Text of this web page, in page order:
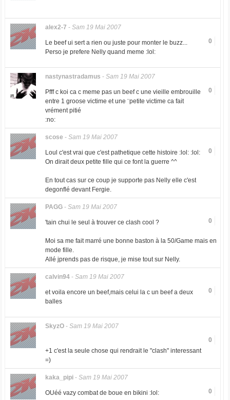
alex2-7 - Sam 19 Mai 2007
0
Le beef ui sert a rien ou juste pour monter le buzz...
Perso je prefere Nelly quand meme :lol:
nastynastradamus - Sam 19 Mai 2007
0
Pfff c koi ca c meme pas un beef c une vieille embrouille
entre 1 groose victime et une ¨petite victime ca fait
vrément pitié
:no:
scose - Sam 19 Mai 2007
0
Loul c'est vrai que c'est pathetique cette histoire :lol: :lol:
On dirait deux petite fille qui ce font la guerre ^^
En tout cas sur ce coup je supporte pas Nelly elle c'est
degonflé devant Fergie.
PAGG- Sam 19 Mai 2007
0
'tain chui le seul à trouver ce clash cool ?
Moi sa me fait marré une bonne baston à la 50/Game mais en
mode fille.
Allé jprends pas de risque, je mise tout sur Nelly.
calvin94- Sam 19 Mai 2007
0
et voila encore un beef,mais celui la c un beef a deux
balles
SkyzO- Sam 19 Mai 2007
0
+1 c'est la seule chose qui rendrait le "clash" interessant
=)
kaka_pipi- Sam 19 Mai 2007
0
OUéé vazy combat de boue en bikini :lol: